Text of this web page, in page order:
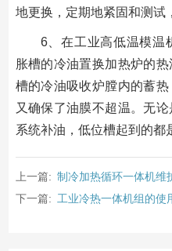
地更换，定期地紧固和测试
6、在工业高低温模温
胀槽的冷油置换加热炉的
槽的冷油吸收炉膛内的蓄
又确保了油膜不超温。无
系统补油，低位槽起到的都
上一篇: 制冷加热循环一体机维
下一篇: 工业冷热一体机组的使